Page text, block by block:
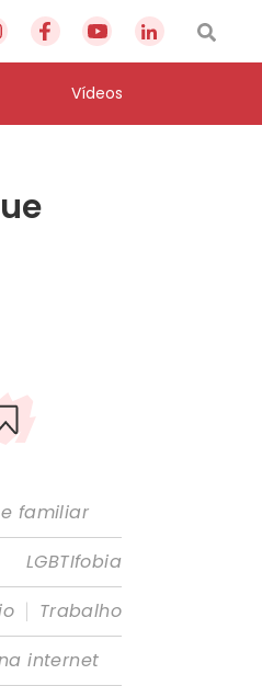
Vídeos
familiar
LGBTIfobia
| Trabalho
internet